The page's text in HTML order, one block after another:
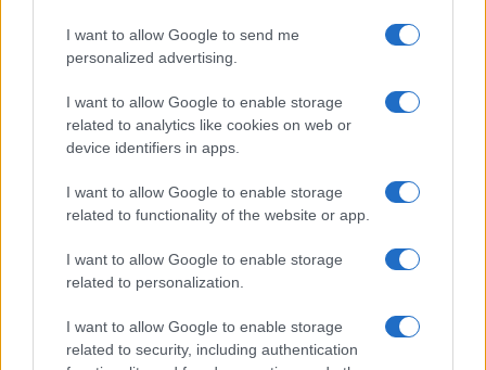
I want to allow Google to send me
personalized advertising.
I want to allow Google to enable storage
related to analytics like cookies on web or
device identifiers in apps.
I want to allow Google to enable storage
related to functionality of the website or app.
I want to allow Google to enable storage
related to personalization.
I want to allow Google to enable storage
related to security, including authentication
sotto il suo diretto controllo e che è l’agenzia
principale che gestisce il progetto di dati
biometrici, si sta preparando a chiudere i conti
con i collaboratori degli americani. “Ora abbiamo
con noi i dati di tutti, compresi i giornalisti e le
cosiddette persone per i diritti umani,” ha detto
Nawazuddin Haqqani durante l’intervista.
Questo significa che se interrogato, e noi non
possiamo neanche lontanamente immaginare